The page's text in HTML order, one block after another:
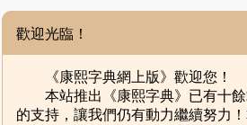
歡迎光臨！
《康熙字典網上版》歡迎您！
本站推出《康熙字典》已有十餘
的支持，讓我們仍有動力繼續努力